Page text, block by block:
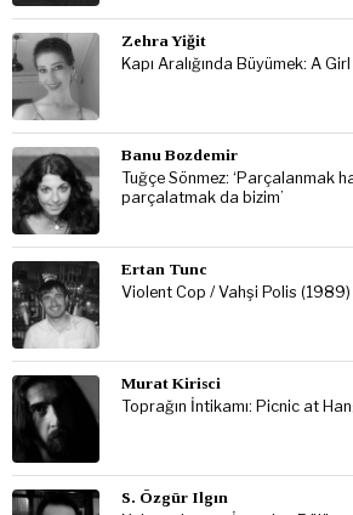
Zehra Yiğit
Kapı Aralığında Büyümek: A
Banu Bozdemir
Tuğçe Sönmez: ‘Parçalanmak
parçalatmak da bizim’
Ertan Tunc
Violent Cop / Vahşi Polis (1989)
Murat Kirisci
Toprağın İntikamı: Picnic at
S. Özgür Ilgın